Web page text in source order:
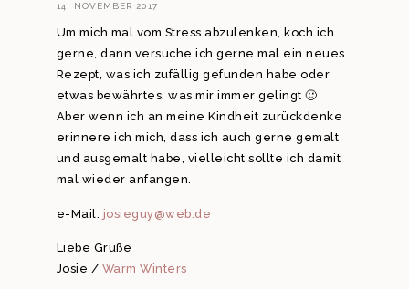
14. NOVEMBER 2017
Um mich mal vom Stress abzulenken, koch ich
gerne, dann versuche ich gerne mal ein neues
Rezept, was ich zufällig gefunden habe oder
etwas bewährtes, was mir immer gelingt 🙂
Aber wenn ich an meine Kindheit zurückdenke
erinnere ich mich, dass ich auch gerne gemalt
und ausgemalt habe, vielleicht sollte ich damit
mal wieder anfangen.
e-Mail: josieguy@web.de
Liebe Grüße
Josie / Warm Winters